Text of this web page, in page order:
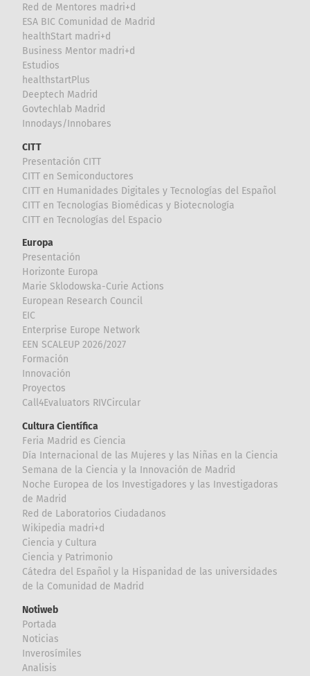
Red de Mentores madri+d
ESA BIC Comunidad de Madrid
healthStart madri+d
Business Mentor madri+d
Estudios
healthstartPlus
Deeptech Madrid
Govtechlab Madrid
Innodays/Innobares
CITT
Presentación CITT
CITT en Semiconductores
CITT en Humanidades Digitales y Tecnologías del Español
CITT en Tecnologías Biomédicas y Biotecnología
CITT en Tecnologías del Espacio
Europa
Presentación
Horizonte Europa
Marie Sklodowska-Curie Actions
European Research Council
EIC
Enterprise Europe Network
EEN SCALEUP 2026/2027
Formación
Innovación
Proyectos
Call4Evaluators RIVCircular
Cultura Científica
Feria Madrid es Ciencia
Día Internacional de las Mujeres y las Niñas en la Ciencia
Semana de la Ciencia y la Innovación de Madrid
Noche Europea de los Investigadores y las Investigadoras
de Madrid
Red de Laboratorios Ciudadanos
Wikipedia madri+d
Ciencia y Cultura
Ciencia y Patrimonio
Cátedra del Español y la Hispanidad de las universidades
de la Comunidad de Madrid
Notiweb
Portada
Noticias
Inverosímiles
Analisis